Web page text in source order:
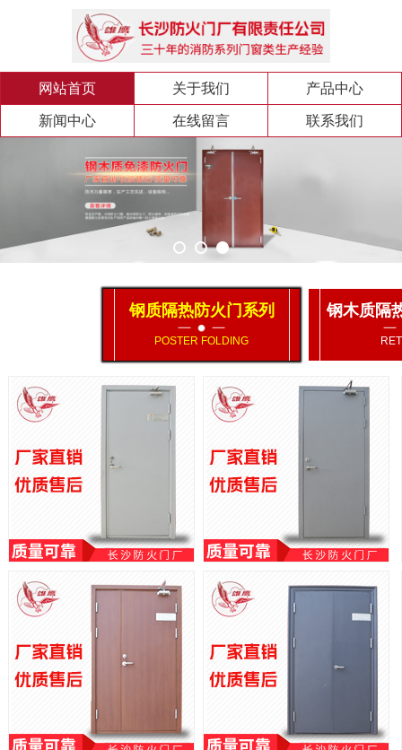
网站首页 关于我们 产品中心
新闻中心 在线留言 联系我们
钢质隔热防火门系列
POSTER FOLDING
钢木质隔